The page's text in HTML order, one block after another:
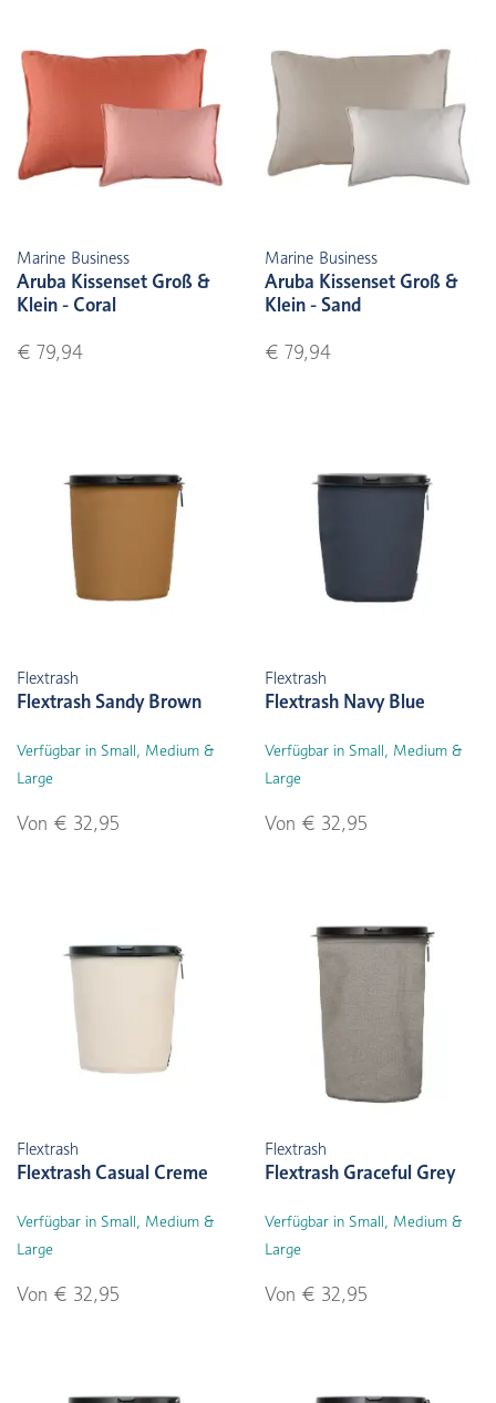
Marine Business
Aruba Kissenset Groß &
Klein - Coral
€ 79,94
Marine Business
Aruba Kissenset Groß &
Klein - Sand
€ 79,94
Flextrash
Flextrash Sandy Brown
Verfügbar in Small, Medium &
Large
Von € 32,95
Flextrash
Flextrash Navy Blue
Verfügbar in Small, Medium &
Large
Von € 32,95
Flextrash
Flextrash Casual Creme
Verfügbar in Small, Medium &
Large
Von € 32,95
Flextrash
Flextrash Graceful Grey
Verfügbar in Small, Medium &
Large
Von € 32,95